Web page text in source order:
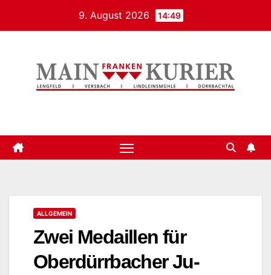
9. August 2026 14:49
ALLGEMEIN
Zwei Medaillen für
Oberdürrbacher Ju-